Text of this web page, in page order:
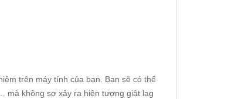
trên máy tính của bạn. Bạn sẽ có thể
mà không sợ xảy ra hiện tượng giật lag